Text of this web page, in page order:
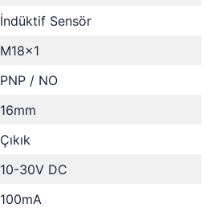
İndüktif Sensör
M18x1
PNP / NO
16mm
Çıkık
10-30V DC
100mA